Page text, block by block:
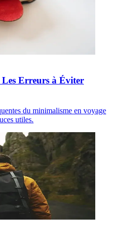
Erreurs à Éviter
du minimalisme en voyage
utiles.